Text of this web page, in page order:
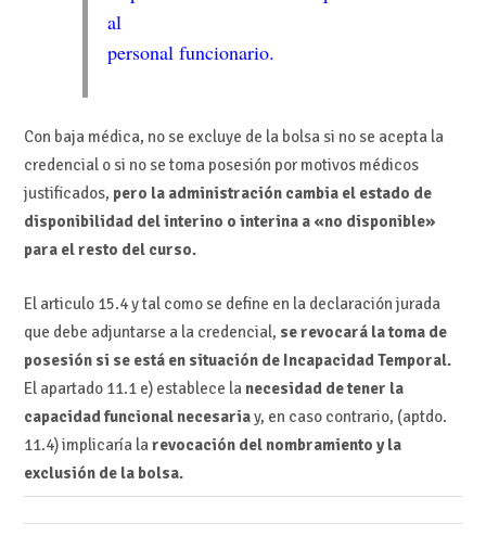
al
personal funcionario.
Con baja médica, no se excluye de la bolsa si no se acepta la
credencial o si no se toma posesión por motivos médicos
justificados, pero la administración cambia el estado de
disponibilidad del interino o interina a «no disponible»
para el resto del curso.
El articulo 15.4 y tal como se define en la declaración jurada
que debe adjuntarse a la credencial, se revocará la toma de
posesión si se está en situación de Incapacidad Temporal.
El apartado 11.1 e) establece lanecesidad de tener la
capacidad funcional necesariay, en caso contrario, (aptdo.
11.4) implicaría larevocación del nombramiento y la
exclusión de la bolsa.